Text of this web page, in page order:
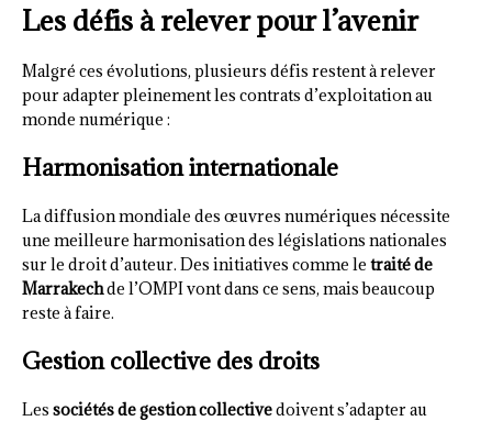
Les défis à relever pour l’avenir
Malgré ces évolutions, plusieurs défis restent à relever
pour adapter pleinement les contrats d’exploitation au
monde numérique :
Harmonisation internationale
La diffusion mondiale des œuvres numériques nécessite
une meilleure harmonisation des législations nationales
sur le droit d’auteur. Des initiatives comme le traité de
Marrakechde l’OMPI vont dans ce sens, mais beaucoup
reste à faire.
Gestion collective des droits
Les sociétés de gestion collectivedoivent s’adapter au